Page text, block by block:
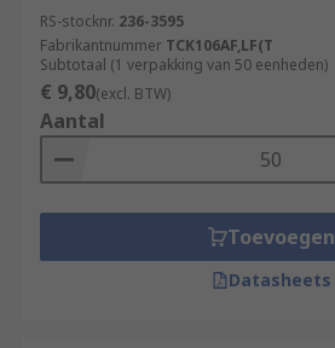
RS-stocknr. 236-3595
Fabrikantnummer TCK106AF,LF(T
Subtotaal (1 verpakking van 50 eenheden)
€ 9,80(excl. BTW)
Aantal
Toevoegen
Datasheets